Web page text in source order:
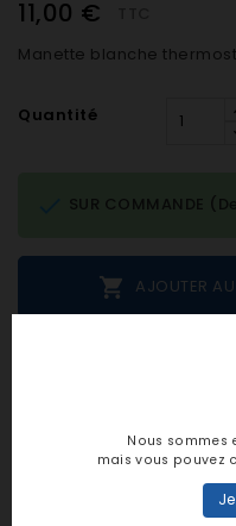
11,00 €
Manette blanche
Quantité
 AJOUTER
SUR COMMANDE
personne n'a encore
Nous sommes
mais vous pouvez